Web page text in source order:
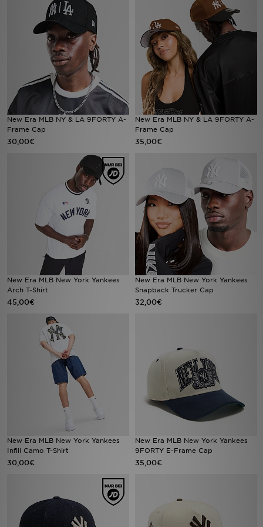
New Era MLB NY & LA 9FORTY A-
Frame Cap
30,00€
New Era MLB NY & LA 9FORTY A-
Frame Cap
35,00€
New Era MLB New York Yankees
Arch T-Shirt
45,00€
New Era MLB New York Yankees
Snapback Trucker Cap
32,00€
New Era MLB New York Yankees
Infill Camo T-Shirt
30,00€
New Era MLB New York Yankees
9FORTY E-Frame Cap
35,00€
Lade Die APP
Geschenkkarte
Filialfinder
Mein JD
Meine Nachrichten
Bestellverfolgung
Hilfe & Kontakt
Trending Styles